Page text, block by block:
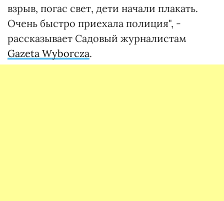
взрыв, погас свет, дети начали плакать.
Очень быстро приехала полиция", -
рассказывает Садовый журналистам
Gazeta Wyborcza.